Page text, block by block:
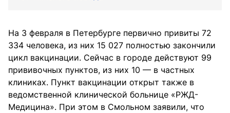
На 3 февраля в Петербурге первично привиты 72
334 человека, из них 15 027 полностью закончили
цикл вакцинации. Сейчас в городе действуют 99
прививочных пунктов, из них 10 — в частных
клиниках. Пункт вакцинации открыт также в
ведомственной клинической больнице «РЖД-
Медицина». При этом в Смольном заявили, что